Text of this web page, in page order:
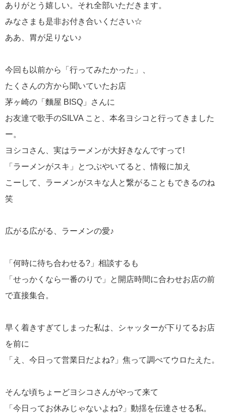
ありがとう嬉しい。それ全部いただきます。
みなさまも是非お付き合いください☆
ああ、胃が足りない♪
今回も以前から「行ってみたかった」、
たくさんの方から聞いていたお店
茅ヶ崎の「麵屋 BISQ」さんに
お友達で歌手のSILVA こと、本名ヨシコと行ってきました
ー。
ヨシコさん、実はラーメンが大好きなんですって!
「ラーメンがスキ」とつぶやいてると、情報に加え
こーして、ラーメンがスキな人と繋がることもできるのね
笑
広がる広がる、ラーメンの愛♪
「何時に待ち合わせる?」相談するも
「せっかくなら一番のりで」と開店時間に合わせお店の前
で直接集合。
早く着きすぎてしまった私は、シャッターが下りてるお店
を前に
「え、今日って営業日だよね?」焦って調べてウロたえた。
そんな頃ちょーどヨシコさんがやって来て
「今日ってお休みじゃないよね?」動揺を伝達させる私。